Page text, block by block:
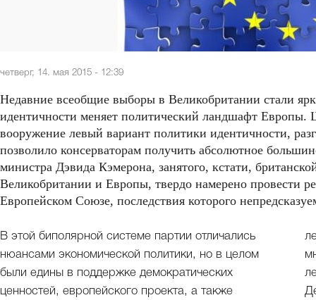
четверг, 14. мая 2015 - 12:39
Недавние всеобщие выборы в Великобритании стали
идентичности меняет политический ландшафт Европы.
вооружение левый вариант политики идентичности,
позволило консерваторам получить абсолютное
министра Дэвида Кэмерона, занятого, кстати,
Великобритании и Европы, твердо намерено провести
Европейском Союзе, последствия которого
В этой биполярной системе партии отличались
нюансами экономической политики, но в целом
были едины в поддержке демократических
ценностей, европейского проекта, а также